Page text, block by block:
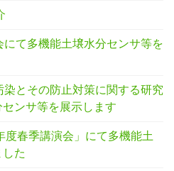
て多機能土壌水分センサ等を
とその防止対策に関する研究
ンサ等を展示します
度春季講演会」にて多機能土
た